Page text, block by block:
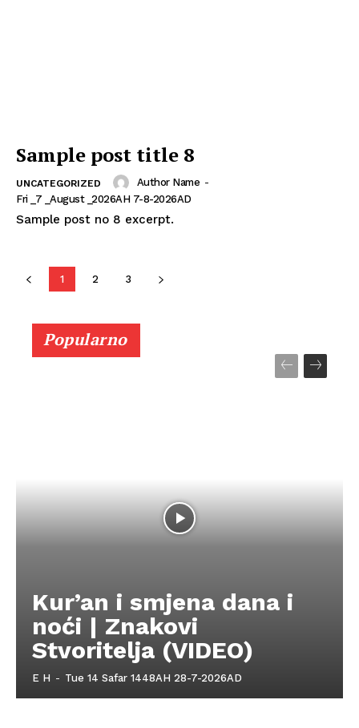
Sample post title 8
UNCATEGORIZED Author Name -
Fri _7 _August _2026AH 7-8-2026AD
Sample post no 8 excerpt.
1 2 3
Popularno
Kur’an i smjena dana i
noći | Znakovi
Stvoritelja (VIDEO)
E H - Tue 14 Safar 1448AH 28-7-2026AD